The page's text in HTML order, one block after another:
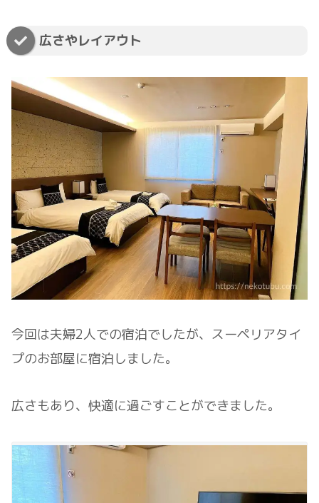
広さやレイアウト
今回は夫婦2人での宿泊でしたが、スーペリアタイ
プのお部屋に宿泊しました。
広さもあり、快適に過ごすことができました。